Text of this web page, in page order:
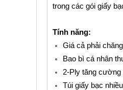
trong các gói giấy
Tính năng:
Giá cả phải chăng
Bao bì cá nhân
2-Ply tăng
Túi giấy bạc